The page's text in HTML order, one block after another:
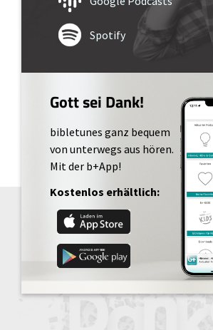
Spotify
Gott sei Dank!
bibletunes ganz bequem
von unterwegs aus hören.
Mit der b+App!
Kostenlos erhältlich: